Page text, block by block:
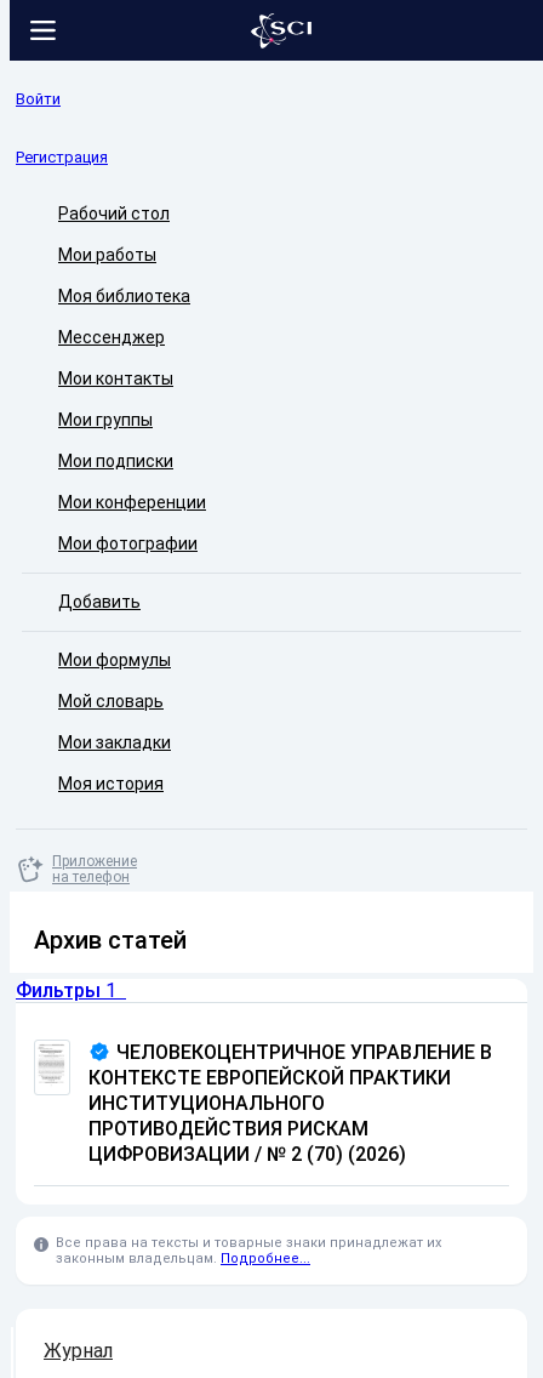
Войти
Регистрация
Рабочий стол
Мои работы
Моя библиотека
Мессенджер
Мои контакты
Мои группы
Мои подписки
Мои конференции
Мои фотографии
Добавить
Мои формулы
Мой словарь
Мои закладки
Моя история
Приложение
на телефон
Архив статей
Фильтры 1
ЧЕЛОВЕКОЦЕНТРИЧНОЕ УПРАВЛЕНИЕ В
КОНТЕКСТЕ ЕВРОПЕЙСКОЙ ПРАКТИКИ
ИНСТИТУЦИОНАЛЬНОГО
ПРОТИВОДЕЙСТВИЯ РИСКАМ
ЦИФРОВИЗАЦИИ / № 2 (70) (2026)
Все права на тексты и товарные знаки принадлежат их
законным владельцам. Подробнее...
Журнал